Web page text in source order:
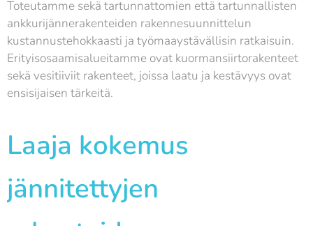
Toteutamme sekä tartunnattomien että tartunnallisten
ankkurijännerakenteiden rakennesuunnittelun
kustannustehokkaasti ja työmaaystävällisin ratkaisuin.
Erityisosaamisalueitamme ovat kuormansiirtorakenteet
sekä vesitiiviit rakenteet, joissa laatu ja kestävyys ovat
ensisijaisen tärkeitä.
Laaja kokemus
jännitettyjen